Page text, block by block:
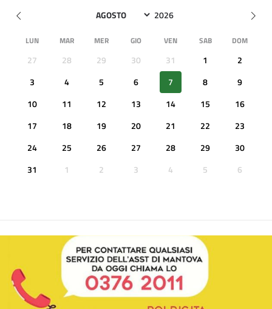
LUN MAR MER GIO VEN SAB DOM
27 28 29 30 31 1
2
3
4 5 6 7 8
9
10
11 12 13 14 15
16
17
18 19 20 21 22
23
24
25 26 27 28 29
30
31
1 2 3 4 5 6